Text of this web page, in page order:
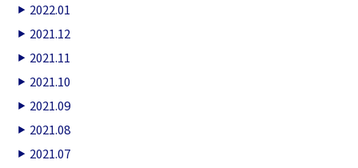
2022.01
2021.12
2021.11
2021.10
2021.09
2021.08
2021.07